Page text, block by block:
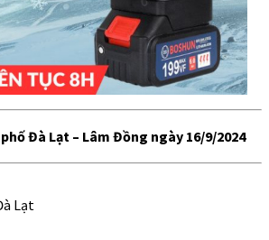
Đà Lạt – Lâm Đồng ngày 16/9/2024
Lạt